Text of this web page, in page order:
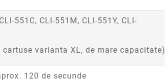
551C, CLI-551M, CLI-551Y, CLI-
varianta XL, de mare capacitate)
120 de secunde